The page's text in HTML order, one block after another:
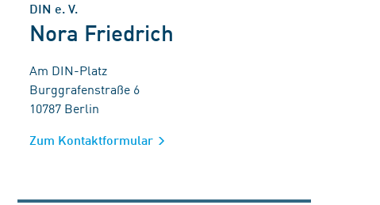
DIN e. V.
Nora Friedrich
Am DIN-Platz
Burggrafenstraße 6
10787 Berlin
Zum Kontaktformular